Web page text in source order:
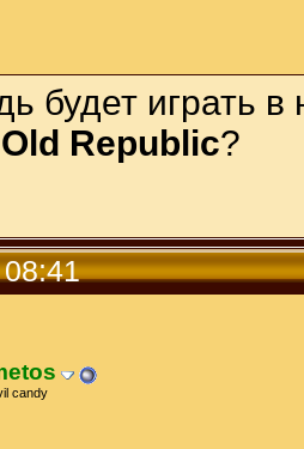
будет играть
Republic?
candy